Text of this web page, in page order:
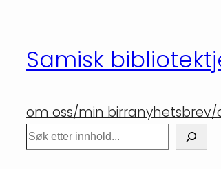
innholdSamisk
om oss/min birranyhetsbrev/
Søk